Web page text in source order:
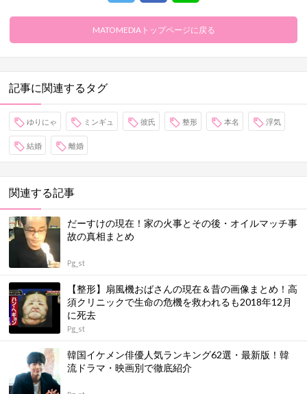
MATOMEDIAトップページに戻る
記事に関連するタグ
ゆりにゃ ミンギュ 彼氏 整形 本名 浮気
結婚 離婚
関連する記事
だーすけの現在！家の火事とその後・オイルマッチ事
故の真相まとめ
Pg_st
【整形】扇風機おばさんの現在＆昔の画像まとめ！高
須クリニックで生命の危機を救われるも2018年12月
に死去
Pg_st
韓国イケメン俳優人気ランキング62選・最新版！韓
流ドラマ・映画別で徹底紹介